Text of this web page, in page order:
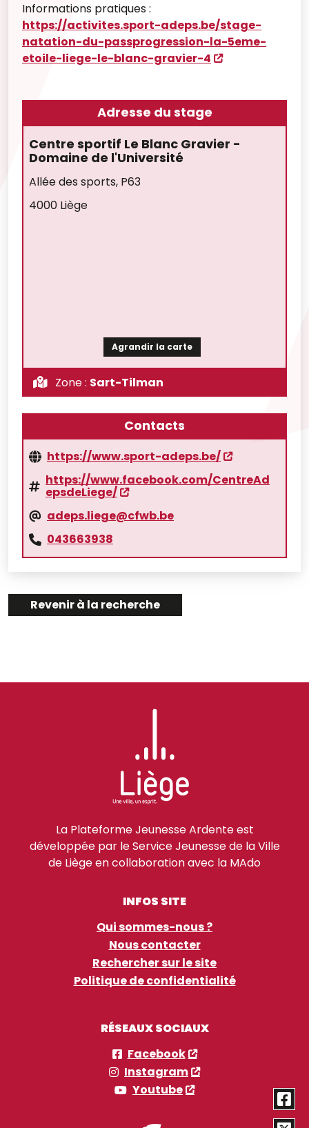
Informations pratiques :
https://activites.sport-adeps.be/stage-
natation-du-passprogression-la-5eme-
etoile-liege-le-blanc-gravier-4
Adresse du stage
Centre sportif Le Blanc Gravier -
Domaine de l'Université
Allée des sports, P63
4000 Liège
Agrandir la carte
Zone : Sart-Tilman
Contacts
https://www.sport-adeps.be/
https://www.facebook.com/CentreAd
epsdeLiege/
adeps.liege@cfwb.be
043663938
Revenir à la recherche
La Plateforme Jeunesse Ardente est
développée par le Service Jeunesse de la Ville
de Liège en collaboration avec la MAdo
INFOS SITE
Qui sommes-nous ?
Nous contacter
Rechercher sur le site
Politique de confidentialité
RÉSEAUX SOCIAUX
Facebook
Instagram
Youtube